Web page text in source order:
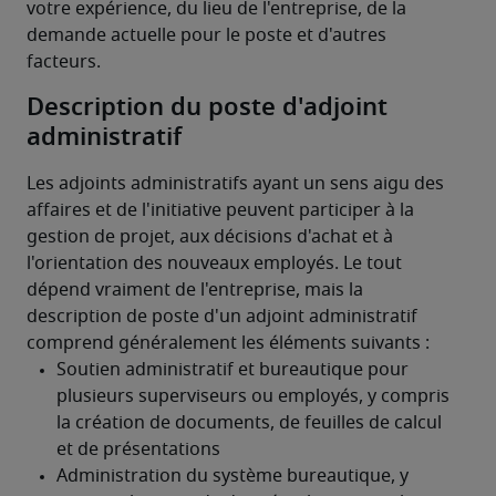
votre expérience, du lieu de l'entreprise, de la
demande actuelle pour le poste et d'autres
facteurs.
Description du poste d'adjoint
administratif
Les adjoints administratifs ayant un sens aigu des
affaires et de l'initiative peuvent participer à la
gestion de projet, aux décisions d'achat et à
l'orientation des nouveaux employés. Le tout
dépend vraiment de l'entreprise, mais la
description de poste d'un adjoint administratif
comprend généralement les éléments suivants :